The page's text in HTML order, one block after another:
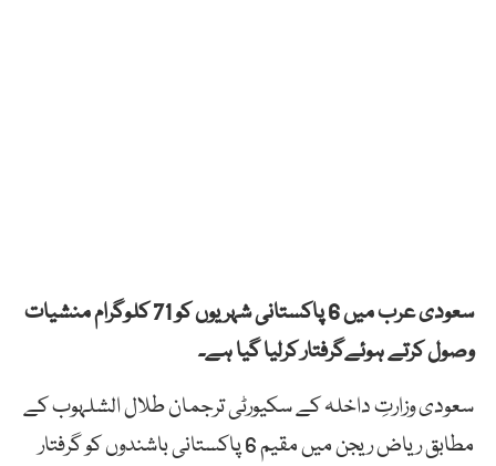
سعودی عرب میں 6 پاکستانی شہریوں کو 71 کلوگرام منشیات
وصول کرتے ہوئےگرفتار کرلیا گیا ہے۔
سعودی وزارتِ داخلہ کے سکیورٹی ترجمان طلال الشلہوب کے
مطابق ریاض ریجن میں مقیم 6 پاکستانی باشندوں کو گرفتار